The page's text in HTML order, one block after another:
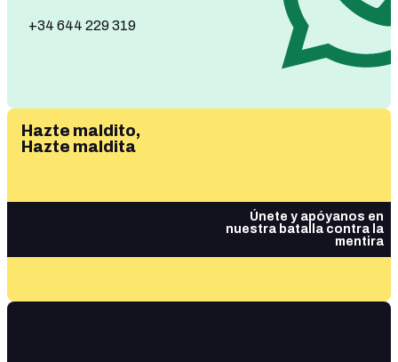
+34 644 229 319
Hazte maldito,
Hazte maldita
Únete y apóyanos en
nuestra batalla contra la
mentira